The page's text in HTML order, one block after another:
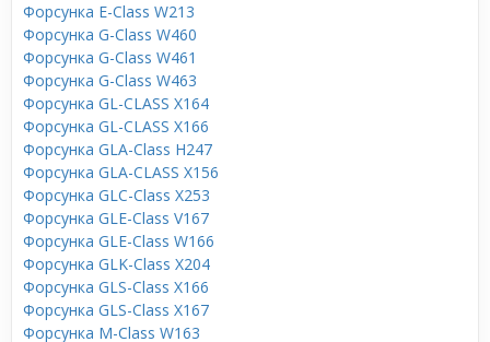
Форсунка E-Class W213
Форсунка G-Class W460
Форсунка G-Class W461
Форсунка G-Class W463
Форсунка GL-CLASS X164
Форсунка GL-CLASS X166
Форсунка GLA-Class H247
Форсунка GLA-CLASS X156
Форсунка GLC-Class X253
Форсунка GLE-Class V167
Форсунка GLE-Class W166
Форсунка GLK-Class X204
Форсунка GLS-Class X166
Форсунка GLS-Class X167
Форсунка M-Class W163